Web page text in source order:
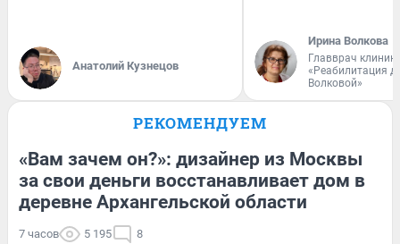
Анатолий Кузнецов
Ирина Волкова
Главврач
«Реабилитация
Волковой»
РЕКОМЕНДУЕМ
«Вам зачем он?»: дизайнер из Москвы
за свои деньги восстанавливает дом в
деревне Архангельской области
7 часов 5 195 8